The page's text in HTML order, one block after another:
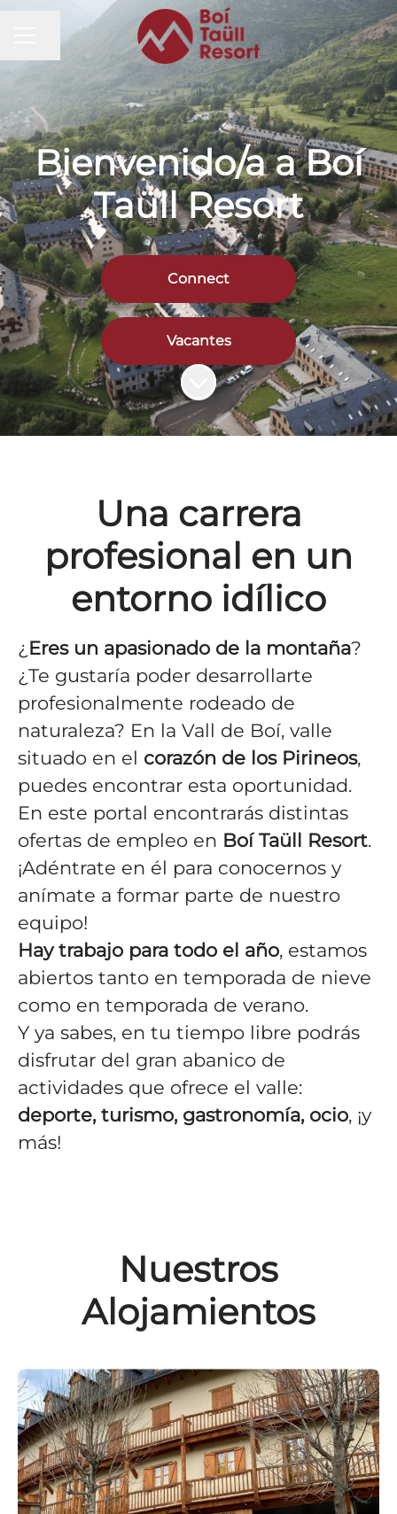
MENÚ DE EMPLEO
Compartir página
Bienvenido/a a Boí
Taüll Resort
Connect
Vacantes
Más contenido
Una carrera
profesional en un
entorno idílico
¿ Eres un apasionado de la montaña?
¿Te gustaría poder desarrollarte
profesionalmente rodeado de
naturaleza? En la Vall de Boí, valle
situado en el corazón de los Pirineos,
puedes encontrar esta oportunidad.
En este portal encontrarás distintas
ofertas de empleo en Boí Taüll Resort.
¡Adéntrate en él para conocernos y
anímate a formar parte de nuestro
equipo!
Hay trabajo para todo el año, estamos
abiertos tanto en temporada de nieve
como en temporada de verano.
Y ya sabes, en tu tiempo libre podrás
disfrutar del gran abanico de
actividades que ofrece el valle:
deporte, turismo, gastronomía, ocio, ¡y
más!
Nuestros
Alojamientos